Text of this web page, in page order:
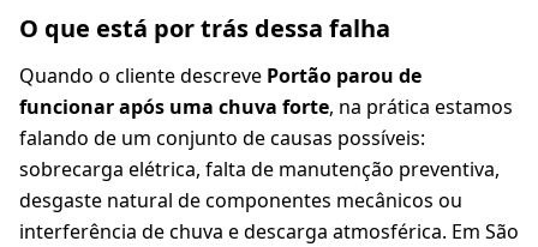
O que está por trás dessa falha
Quando o cliente descreve Portão parou de
funcionar após uma chuva forte, na prática estamos
falando de um conjunto de causas possíveis:
sobrecarga elétrica, falta de manutenção preventiva,
desgaste natural de componentes mecânicos ou
interferência de chuva e descarga atmosférica. Em São